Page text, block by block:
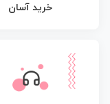
خرید آسان